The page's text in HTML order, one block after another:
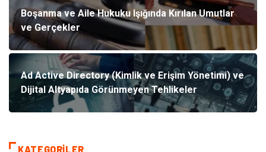
Boşanma ve Aile Hukuku Işığında Kırılan Umutlar
ve Gerçekler
Ad Active Directory (Kimlik ve Erişim Yönetimi) ve
Dijital Altyapıda Görünmeyen Tehlikeler
KATEGORILER